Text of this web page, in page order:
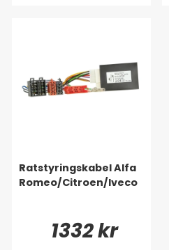
Ratstyringskabel Alfa
Romeo/Citroen/Iveco
1332 kr